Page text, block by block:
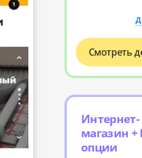
Смотреть
Интернет-
магазин +
опции